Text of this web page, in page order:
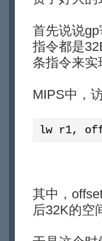
首先说说
指令都是
条指令来实
MIPS中，
lw r1,
其中，
后32K的空